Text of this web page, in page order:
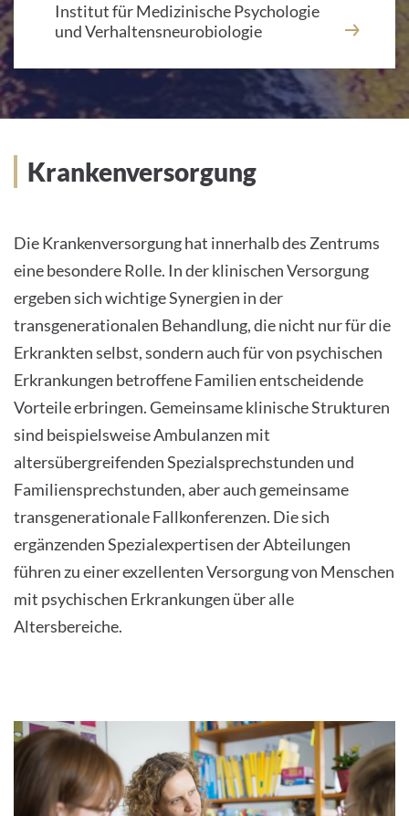
Institut für Medizinische Psychologie
und Verhaltensneurobiologie
Krankenversorgung
Die Krankenversorgung hat innerhalb des Zentrums
eine besondere Rolle. In der klinischen Versorgung
ergeben sich wichtige Synergien in der
transgenerationalen Behandlung, die nicht nur für die
Erkrankten selbst, sondern auch für von psychischen
Erkrankungen betroffene Familien entscheidende
Vorteile erbringen. Gemeinsame klinische Strukturen
sind beispielsweise Ambulanzen mit
altersübergreifenden Spezialsprechstunden und
Familiensprechstunden, aber auch gemeinsame
transgenerationale Fallkonferenzen. Die sich
ergänzenden Spezialexpertisen der Abteilungen
führen zu einer exzellenten Versorgung von Menschen
mit psychischen Erkrankungen über alle
Altersbereiche.